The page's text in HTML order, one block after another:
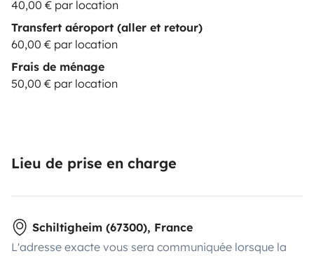
40,00 € par location
Transfert aéroport (aller et retour)
60,00 € par location
Frais de ménage
50,00 € par location
Lieu de prise en charge
Schiltigheim (67300), France
L'adresse exacte vous sera communiquée lorsque la